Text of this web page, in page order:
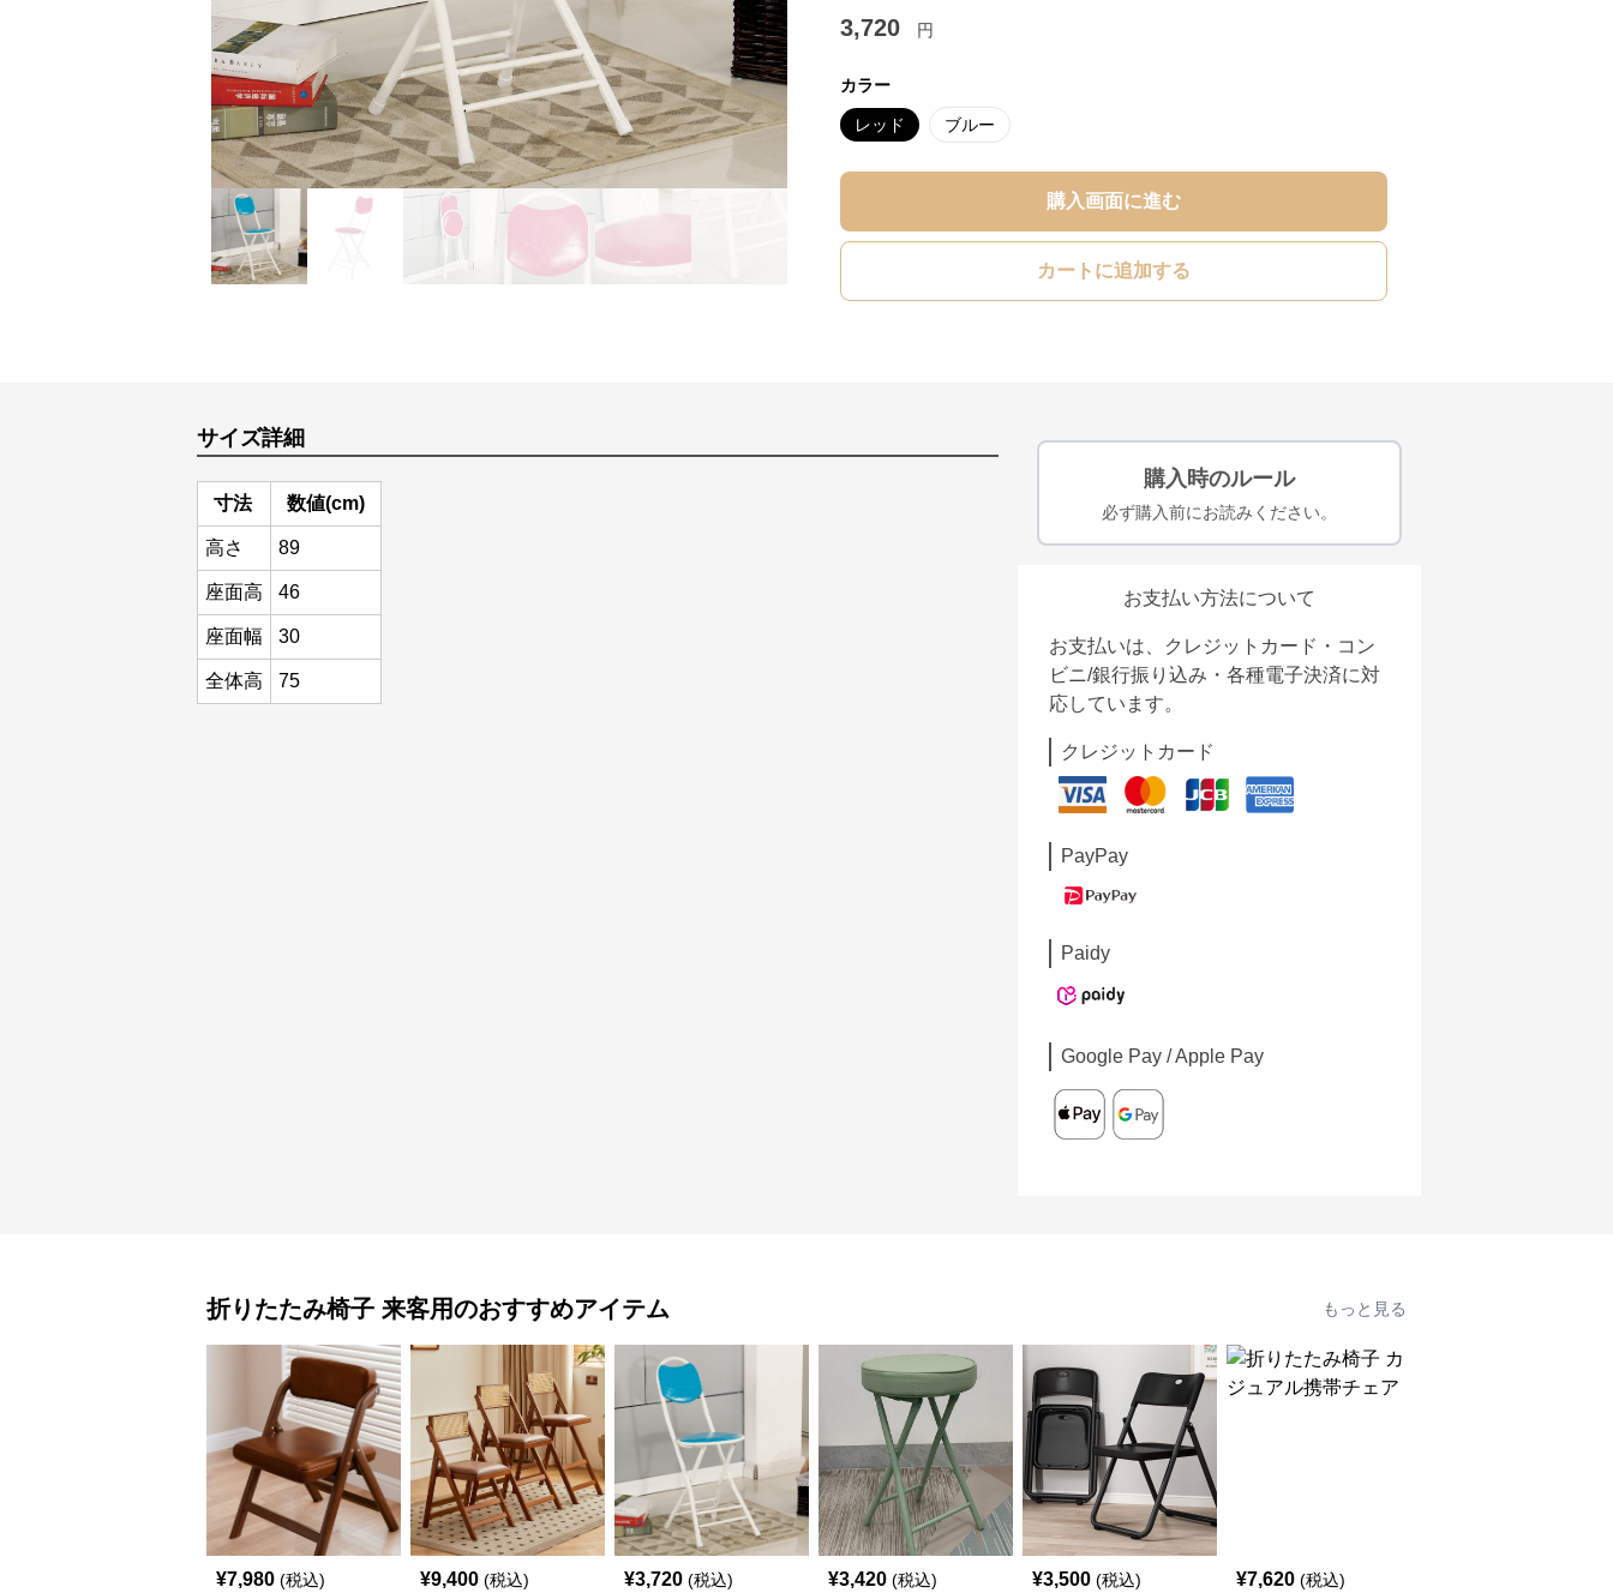
3,720 円
カラー
レッド ブルー
購入画面に進む
カートに追加する
サイズ詳細
寸法 数値(cm)
高さ 89
座面高 46
座面幅 30
全体高 75
購入時のルール
必ず購入前にお読みください。
お支払い方法について
お支払いは、クレジットカード・コン
ビニ/銀行振り込み・各種電子決済に対
応しています。
クレジットカード
PayPay
Paidy
Google Pay / Apple Pay
折りたたみ椅子 来客用のおすすめアイテム もっと見る
¥7,980 (税込) ¥9,400 (税込) ¥3,720 (税込) ¥3,420 (税込) ¥3,500 (税込) ¥7,620 (税込)